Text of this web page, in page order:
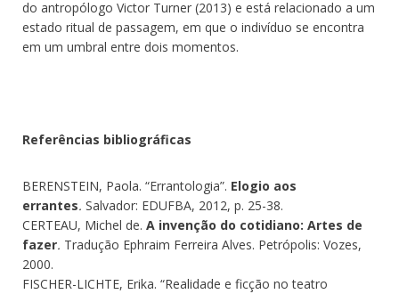
do antropólogo Victor Turner (2013) e está relacionado a um
estado ritual de passagem, em que o indivíduo se encontra
em um umbral entre dois momentos.
Referências bibliográficas
BERENSTEIN, Paola. “Errantologia”. Elogio aos
errantes. Salvador: EDUFBA, 2012, p. 25-38.
CERTEAU, Michel de. A invenção do cotidiano: Artes de
fazer. Tradução Ephraim Ferreira Alves. Petrópolis: Vozes,
2000.
FISCHER-LICHTE, Erika. “Realidade e ficção no teatro